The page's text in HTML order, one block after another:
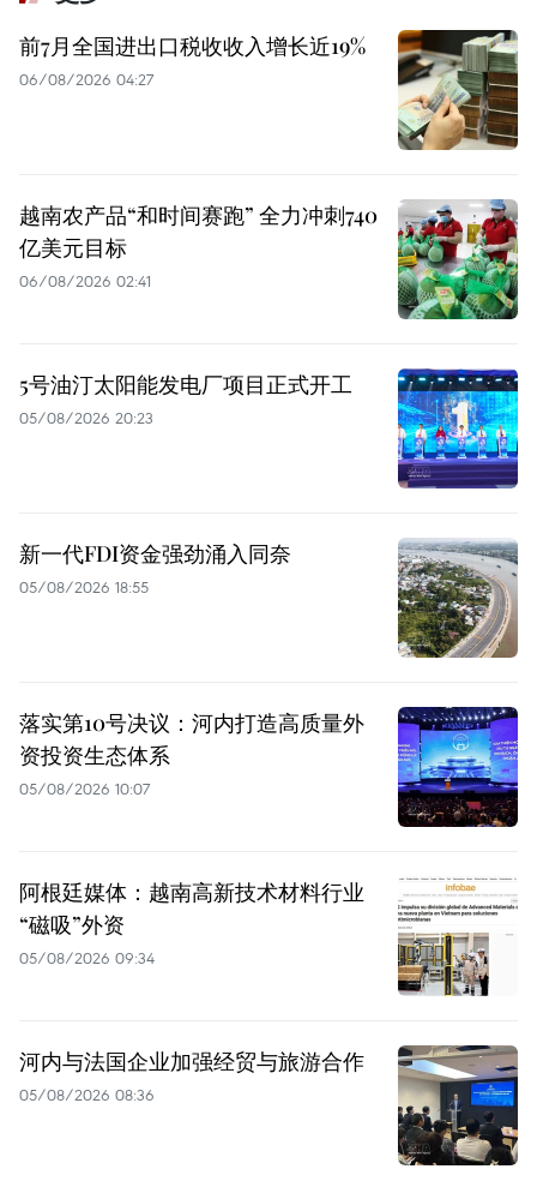
前7月全国进出口税收收入增长近19%
06/08/2026 04:27
越南农产品“和时间赛跑” 全力冲刺740
亿美元目标
06/08/2026 02:41
5号油汀太阳能发电厂项目正式开工
05/08/2026 20:23
新一代FDI资金强劲涌入同奈
05/08/2026 18:55
落实第10号决议：河内打造高质量外
资投资生态体系
05/08/2026 10:07
阿根廷媒体：越南高新技术材料行业
“磁吸”外资
05/08/2026 09:34
河内与法国企业加强经贸与旅游合作
05/08/2026 08:36